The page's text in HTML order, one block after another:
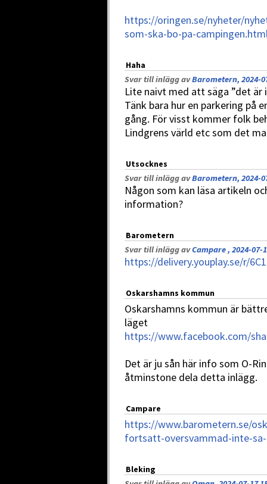
https://oringen.se/nyheter/
som-ska-bo-pa-
Haha
Svar till inlägg avBarometern, 2024-
Lite naivt med att säga ”det
Tänk bara hur en parkering på
gång. För visst kommer folk
Lindgrens värld etc som det
Utsocknes
Svar till inlägg avBarometern, 2024-
Någon som kan läsa artikeln
information?
Barometern
Svar till inlägg avCampare , 2024-07-
https://delivery.youplay.se/r/
Oskarshamns kommun
Oskarshamns kommun är
läget
https://www.facebook.com/
Det är ju sån här info som O-
åtminstone dela detta inlägg.
Campare
https://www.barometern.se/
fortsatt-oversvammad-inte-
Bleking